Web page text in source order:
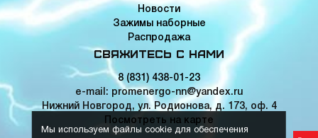
Новости
Зажимы наборные
Распродажа
Свяжитесь с нами
8 (831) 438-01-23
e-mail: promenergo-nn@yandex.ru
Нижний Новгород, ул. Родионова, д. 173, оф. 4
Посмотреть на карте
Мы используем файлы cookie для обеспечения